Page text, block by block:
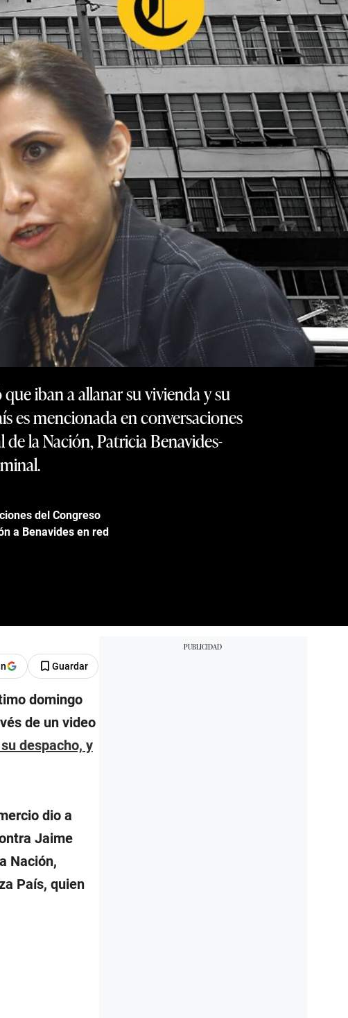
iban a allanar su vivienda y su
es mencionada en conversaciones
la Nación, Patricia Benavides-
del Congreso
a Benavides en red
Guardar
domingo
de un video
despacho, y
dio a
Jaime
Nación,
País, quien